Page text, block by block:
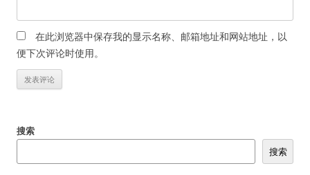
在此浏览器中保存我的显示名称、邮箱地址和网站地址，以
便下次评论时使用。
搜索
搜索